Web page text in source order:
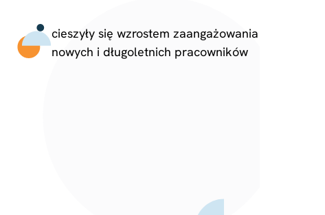
cieszyły się wzrostem zaangażowania
nowych i długoletnich pracowników